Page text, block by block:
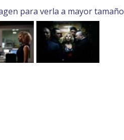
para verla a mayor tamaño